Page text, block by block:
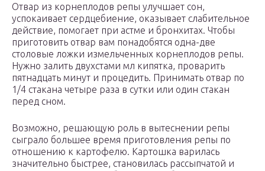
Отвар из корнеплодов репы улучшает сон,
успокаивает сердцебиение, оказывает слабительное
действие, помогает при астме и бронхитах. Чтобы
приготовить отвар вам понадобятся одна-две
столовые ложки измельченных корнеплодов репы.
Нужно залить двухстами мл кипятка, проварить
пятнадцать минут и процедить. Принимать отвар по
1/4 стакана четыре раза в сутки или один стакан
перед сном.
Возможно, решающую роль в вытеснении репы
сыграло большее время приготовления репы по
отношению к картофелю. Картошка варилась
значительно быстрее, становилась рассыпчатой и